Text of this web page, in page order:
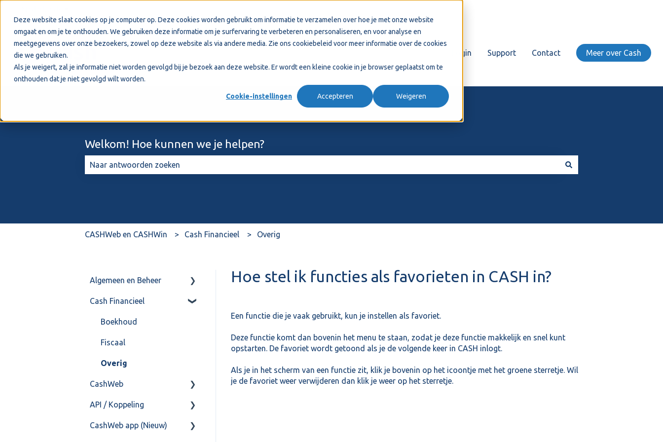
Deze website slaat cookies op je computer op. Deze cookies worden gebruikt om informatie te verzamelen over hoe je met onze website
omgaat en om je te onthouden. We gebruiken deze informatie om je surfervaring te verbeteren en personaliseren, en voor analyse en
meetgegevens over onze bezoekers, zowel op deze website als via andere media. Zie ons cookiebeleid voor meer informatie over de cookies
die we gebruiken.
Als je weigert, zal je informatie niet worden gevolgd bij je bezoek aan deze website. Er wordt een kleine cookie in je browser geplaatst om te
onthouden dat je niet gevolgd wilt worden.
Cookie-instellingen Accepteren Weigeren
Login Support Contact Meer over Cash
Welkom! Hoe kunnen we je helpen?
CASHWeb en CASHWin Cash Financieel Overig
Hoe stel ik functies als favorieten in CASH in?
Een functie die je vaak gebruikt, kun je instellen als favoriet.
Deze functie komt dan bovenin het menu te staan, zodat je deze functie makkelijk en snel kunt
opstarten. De favoriet wordt getoond als je de volgende keer in CASH inlogt.
Als je in het scherm van een functie zit, klik je bovenin op het icoontje met het groene sterretje. Wil
je de favoriet weer verwijderen dan klik je weer op het sterretje.
Algemeen en Beheer
Bank(koppeling)
Import/Export
Postbus
Training & Consultancy
Overig
Cash Financieel
Boekhoud
Fiscaal
Overig
CashWeb
CashHero Layout
Mailen vanuit CASHWeb
API / Koppeling
Algemeen
CashWeb app (Nieuw)